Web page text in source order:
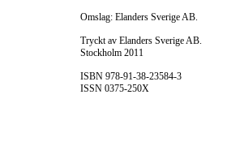
Omslag: Elanders Sverige AB.
Tryckt av Elanders Sverige AB.
Stockholm 2011
ISBN 978-91-38-23584-3
ISSN 0375-250X